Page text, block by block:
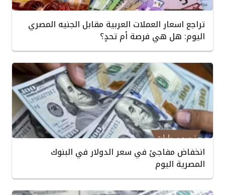
تراجع اسعار العملات العربية مقابل الجنيه المصري
اليوم: هل هي فرصة أم تحدٍ؟
انخفاض مفاجئ في سعر الدولار في البنوك
المصرية اليوم